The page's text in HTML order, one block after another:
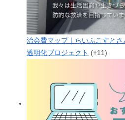
治会費マップ｜らいふこすと
透明化プロジェクト
+11